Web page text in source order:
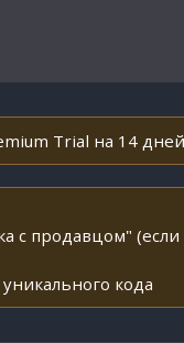
Trial на 14
с продавцом" (если
кода